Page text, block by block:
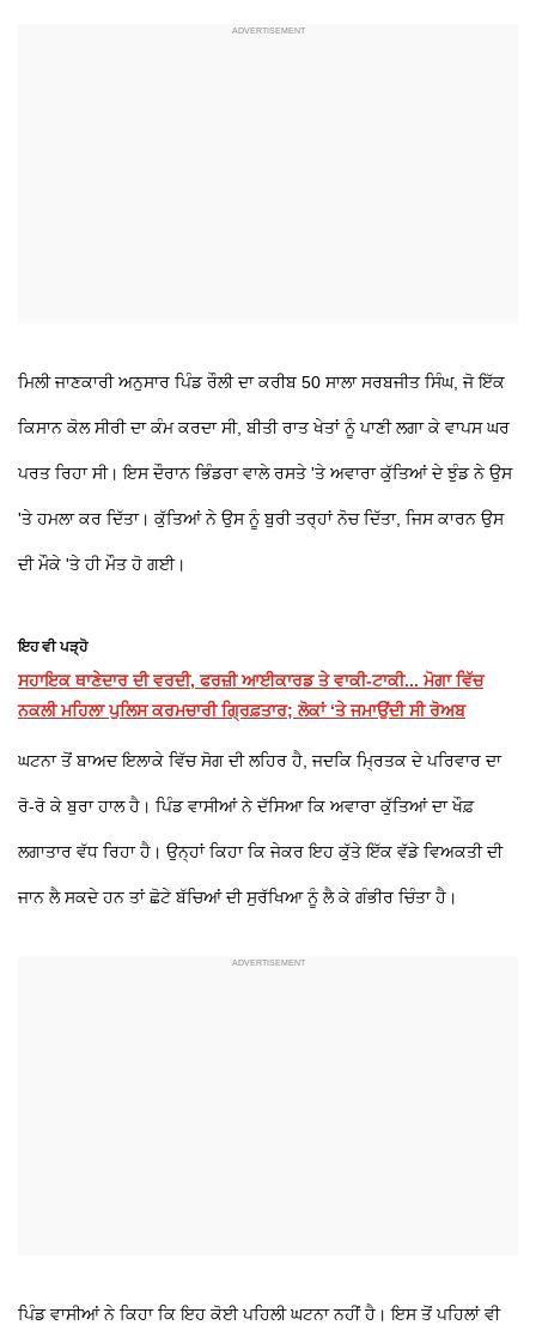
ਮਿਲੀ ਜਾਣਕਾਰੀ ਅਨੁਸਾਰ ਪਿੰਡ ਰੌਲੀ ਦਾ ਕਰੀਬ 50 ਸਾਲਾ ਸਰਬਜੀਤ ਸਿੰਘ, ਜੋ ਇੱਕ
ਕਿਸਾਨ ਕੋਲ ਸੀਰੀ ਦਾ ਕੰਮ ਕਰਦਾ ਸੀ, ਬੀਤੀ ਰਾਤ ਖੇਤਾਂ ਨੂੰ ਪਾਣੀ ਲਗਾ ਕੇ ਵਾਪਸ ਘਰ
ਪਰਤ ਰਿਹਾ ਸੀ। ਇਸ ਦੌਰਾਨ ਭਿੰਡਰਾ ਵਾਲੇ ਰਸਤੇ 'ਤੇ ਅਵਾਰਾ ਕੁੱਤਿਆਂ ਦੇ ਝੁੰਡ ਨੇ ਉਸ
'ਤੇ ਹਮਲਾ ਕਰ ਦਿੱਤਾ। ਕੁੱਤਿਆਂ ਨੇ ਉਸ ਨੂੰ ਬੁਰੀ ਤਰ੍ਹਾਂ ਨੋਚ ਦਿੱਤਾ, ਜਿਸ ਕਾਰਨ ਉਸ
ਦੀ ਮੌਕੇ 'ਤੇ ਹੀ ਮੌਤ ਹੋ ਗਈ।
ਇਹ ਵੀ ਪੜ੍ਹੋ
ਸਹਾਇਕ ਥਾਣੇਦਾਰ ਦੀ ਵਰਦੀ, ਫਰਜ਼ੀ ਆਈਕਾਰਡ ਤੇ ਵਾਕੀ-ਟਾਕੀ... ਮੋਗਾ ਵਿੱਚ
ਨਕਲੀ ਮਹਿਲਾ ਪੁਲਿਸ ਕਰਮਚਾਰੀ ਗ੍ਰਿਫ਼ਤਾਰ; ਲੋਕਾਂ ‘ਤੇ ਜਮਾਉਂਦੀ ਸੀ ਰੋਅਬ
ਘਟਨਾ ਤੋਂ ਬਾਅਦ ਇਲਾਕੇ ਵਿੱਚ ਸੋਗ ਦੀ ਲਹਿਰ ਹੈ, ਜਦਕਿ ਮ੍ਰਿਤਕ ਦੇ ਪਰਿਵਾਰ ਦਾ
ਰੋ-ਰੋ ਕੇ ਬੁਰਾ ਹਾਲ ਹੈ। ਪਿੰਡ ਵਾਸੀਆਂ ਨੇ ਦੱਸਿਆ ਕਿ ਅਵਾਰਾ ਕੁੱਤਿਆਂ ਦਾ ਖੌਫ਼
ਲਗਾਤਾਰ ਵੱਧ ਰਿਹਾ ਹੈ। ਉਨ੍ਹਾਂ ਕਿਹਾ ਕਿ ਜੇਕਰ ਇਹ ਕੁੱਤੇ ਇੱਕ ਵੱਡੇ ਵਿਅਕਤੀ ਦੀ
ਜਾਨ ਲੈ ਸਕਦੇ ਹਨ ਤਾਂ ਛੋਟੇ ਬੱਚਿਆਂ ਦੀ ਸੁਰੱਖਿਆ ਨੂੰ ਲੈ ਕੇ ਗੰਭੀਰ ਚਿੰਤਾ ਹੈ।
ਪਿੰਡ ਵਾਸੀਆਂ ਨੇ ਕਿਹਾ ਕਿ ਇਹ ਕੋਈ ਪਹਿਲੀ ਘਟਨਾ ਨਹੀਂ ਹੈ। ਇਸ ਤੋਂ ਪਹਿਲਾਂ ਵੀ